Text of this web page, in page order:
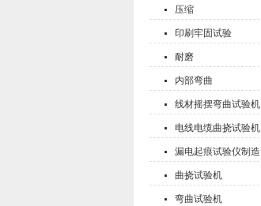
压缩
印刷牢固试验
耐磨
内部弯曲
线材摇摆弯曲试验机
电线电缆曲挠试验机
漏电起痕试验仪制造
曲挠试验机
弯曲试验机